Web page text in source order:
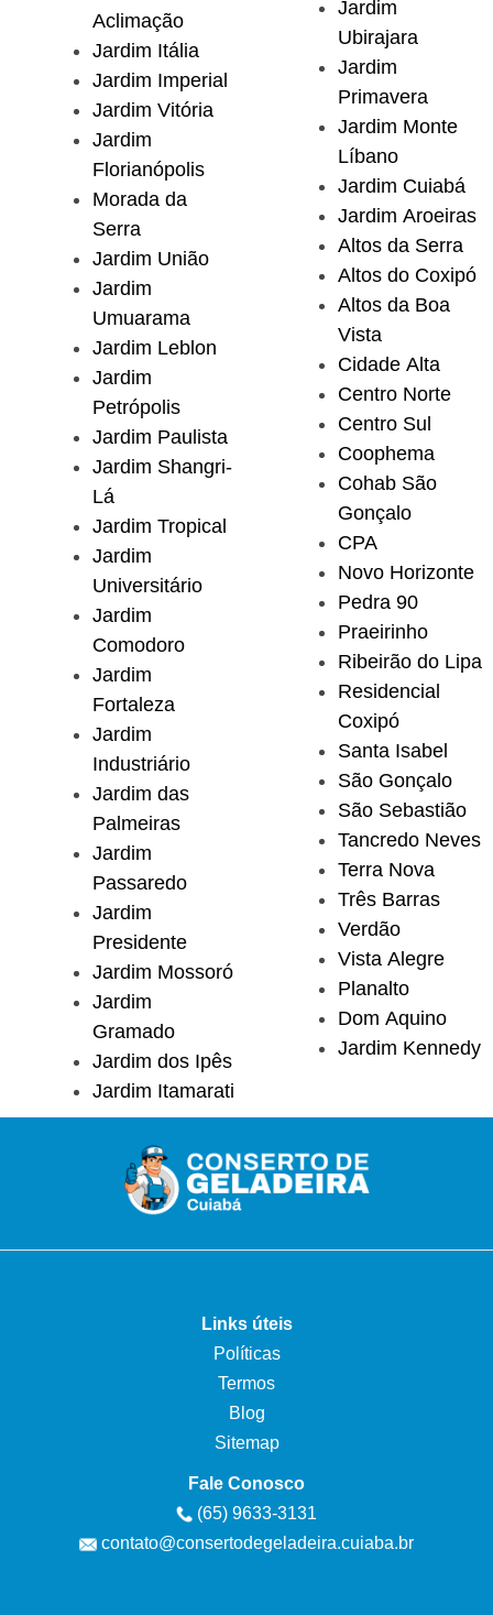
Aclimação
Jardim Itália
Jardim Imperial
Jardim Vitória
Jardim
Florianópolis
Morada da
Serra
Jardim União
Jardim
Umuarama
Jardim Leblon
Jardim
Petrópolis
Jardim Paulista
Jardim Shangri-
Lá
Jardim Tropical
Jardim
Universitário
Jardim
Comodoro
Jardim
Fortaleza
Jardim
Industriário
Jardim das
Palmeiras
Jardim
Passaredo
Jardim
Presidente
Jardim Mossoró
Jardim
Gramado
Jardim dos Ipês
Jardim Itamarati
Jardim
Ubirajara
Jardim
Primavera
Jardim Monte
Líbano
Jardim Cuiabá
Jardim Aroeiras
Altos da Serra
Altos do Coxipó
Altos da Boa
Vista
Cidade Alta
Centro Norte
Centro Sul
Coophema
Cohab São
Gonçalo
CPA
Novo Horizonte
Pedra 90
Praeirinho
Ribeirão do Lipa
Residencial
Coxipó
Santa Isabel
São Gonçalo
São Sebastião
Tancredo Neves
Terra Nova
Três Barras
Verdão
Vista Alegre
Planalto
Dom Aquino
Jardim Kennedy
Links úteis
Políticas
Termos
Blog
Sitemap
Fale Conosco
(65) 9633-3131
contato@consertodegeladeira.cuiaba.br